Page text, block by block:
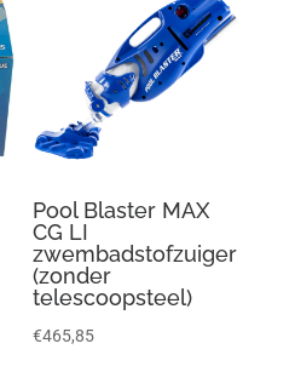
Pool Blaster MAX
CG LI
zwembadstofzuiger
(zonder
telescoopsteel)
€465,85